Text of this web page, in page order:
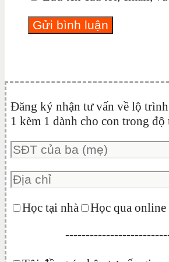
Đăng ký nhận tư vấn về lộ
1 kèm 1 dành cho con trong
Học tại nhà
Học qua online